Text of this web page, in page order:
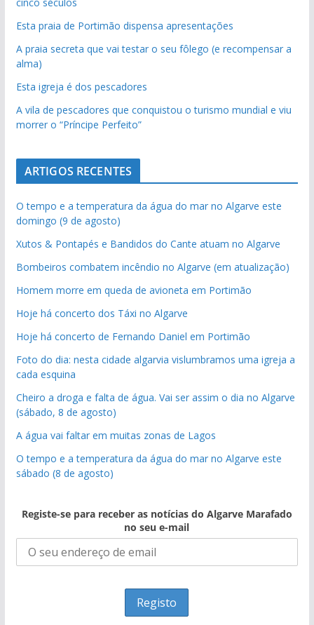
Esta praia de Portimão dispensa apresentações
A praia secreta que vai testar o seu fôlego (e recompensar a
alma)
Esta igreja é dos pescadores
A vila de pescadores que conquistou o turismo mundial e viu
morrer o “Príncipe Perfeito”
ARTIGOS RECENTES
O tempo e a temperatura da água do mar no Algarve este
domingo (9 de agosto)
Xutos & Pontapés e Bandidos do Cante atuam no Algarve
Bombeiros combatem incêndio no Algarve (em atualização)
Homem morre em queda de avioneta em Portimão
Hoje há concerto dos Táxi no Algarve
Hoje há concerto de Fernando Daniel em Portimão
Foto do dia: nesta cidade algarvia vislumbramos uma igreja a
cada esquina
Cheiro a droga e falta de água. Vai ser assim o dia no Algarve
(sábado, 8 de agosto)
A água vai faltar em muitas zonas de Lagos
O tempo e a temperatura da água do mar no Algarve este
sábado (8 de agosto)
Registe-se para receber as notícias do Algarve Marafado
no seu e-mail